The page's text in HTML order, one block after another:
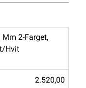
2-Farget,
hvit
2.520,00